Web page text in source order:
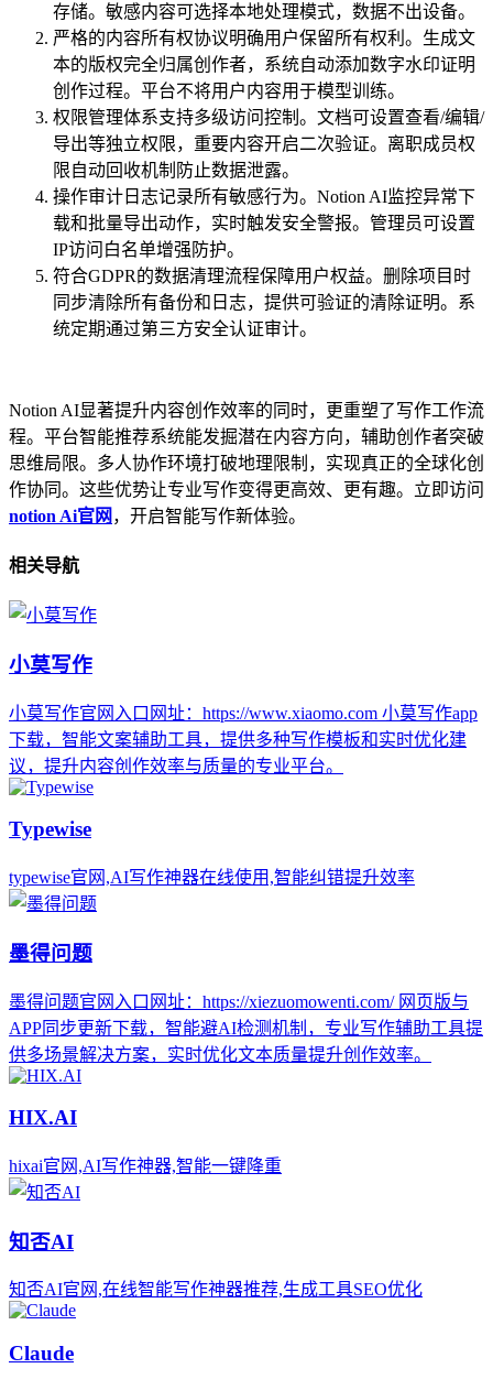
存储。敏感内容可选择本地处理模式，数据不出设备。
严格的内容所有权协议明确用户保留所有权利。生成文
本的版权完全归属创作者，系统自动添加数字水印证明
创作过程。平台不将用户内容用于模型训练。
权限管理体系支持多级访问控制。文档可设置查看/编辑/
导出等独立权限，重要内容开启二次验证。离职成员权
限自动回收机制防止数据泄露。
操作审计日志记录所有敏感行为。Notion AI监控异常下
载和批量导出动作，实时触发安全警报。管理员可设置
IP访问白名单增强防护。
符合GDPR的数据清理流程保障用户权益。删除项目时
同步清除所有备份和日志，提供可验证的清除证明。系
统定期通过第三方安全认证审计。
Notion AI显著提升内容创作效率的同时，更重塑了写作工作流
程。平台智能推荐系统能发掘潜在内容方向，辅助创作者突破
思维局限。多人协作环境打破地理限制，实现真正的全球化创
作协同。这些优势让专业写作变得更高效、更有趣。立即访问
notion Ai官网 ，开启智能写作新体验。
相关导航
小莫写作
小莫写作官网入口网址：https://www.xiaomo.com 小莫写作app
下载，智能文案辅助工具，提供多种写作模板和实时优化建
议，提升内容创作效率与质量的专业平台。
Typewise
typewise官网,AI写作神器在线使用,智能纠错提升效率
墨得问题
墨得问题官网入口网址：https://xiezuomowenti.com/ 网页版与
APP同步更新下载，智能避AI检测机制，专业写作辅助工具提
供多场景解决方案，实时优化文本质量提升创作效率。
HIX.AI
hixai官网,AI写作神器,智能一键降重
知否AI
知否AI官网,在线智能写作神器推荐,生成工具SEO优化
Claude